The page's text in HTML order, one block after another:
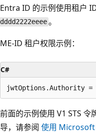
Entra ID 的示例使用租户
dddd2222eeee。
ME-ID 租户权限示例：
C#
前面的示例使用 V1 STS 令
导，请参阅 使用 Microsoft